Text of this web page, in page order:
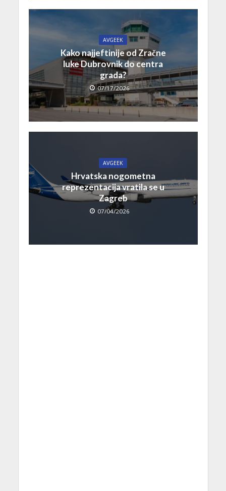
AVGEEK
Kako najjeftinije od Zračne
luke Dubrovnik do centra
grada?
07/17/2026
AVGEEK
Hrvatska nogometna
reprezentacija vratila se u
Zagreb
07/04/2026